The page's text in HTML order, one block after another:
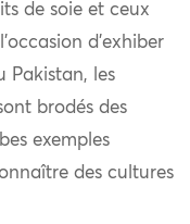
de soie et ceux
d’exhiber
Pakistan, les
brodés des
exemples
des cultures